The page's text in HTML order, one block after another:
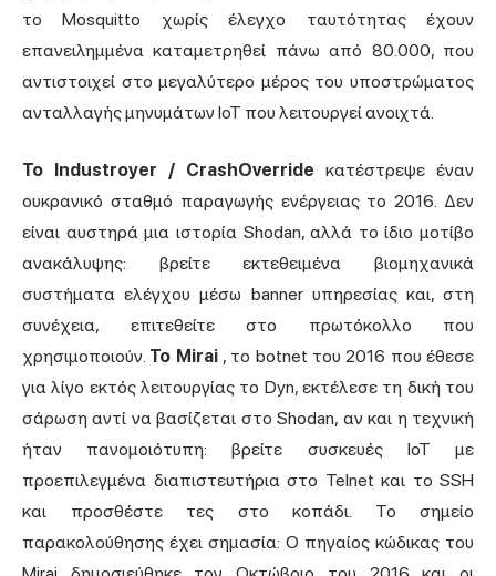
το Mosquitto χωρίς έλεγχο ταυτότητας έχουν
επανειλημμένα καταμετρηθεί πάνω από 80.000, που
αντιστοιχεί στο μεγαλύτερο μέρος του υποστρώματος
ανταλλαγής μηνυμάτων IoT που λειτουργεί ανοιχτά.
Το Industroyer / CrashOverride κατέστρεψε έναν
ουκρανικό σταθμό παραγωγής ενέργειας το 2016. Δεν
είναι αυστηρά μια ιστορία Shodan, αλλά το ίδιο μοτίβο
ανακάλυψης: βρείτε εκτεθειμένα βιομηχανικά
συστήματα ελέγχου μέσω banner υπηρεσίας και, στη
συνέχεια, επιτεθείτε στο πρωτόκολλο που
χρησιμοποιούν. Το Mirai, το botnet του 2016 που έθεσε
για λίγο εκτός λειτουργίας το Dyn, εκτέλεσε τη δική του
σάρωση αντί να βασίζεται στο Shodan, αν και η τεχνική
ήταν πανομοιότυπη: βρείτε συσκευές IoT με
προεπιλεγμένα διαπιστευτήρια στο Telnet και το SSH
και προσθέστε τες στο κοπάδι. Το σημείο
παρακολούθησης έχει σημασία: Ο πηγαίος κώδικας του